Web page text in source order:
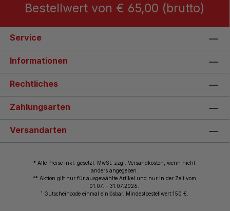
Bestellwert von € 65,00 (brutto)
Service
Informationen
Rechtliches
Zahlungsarten
Versandarten
* Alle Preise inkl. gesetzl. MwSt. zzgl. Versandkosten, wenn nicht
anders angegeben.
** Aktion gilt nur für ausgewählte Artikel und nur in der Zeit vom
01.07. – 31.07.2026.
1 Gutscheincode einmal einlösbar. Mindestbestellwert 150 €.